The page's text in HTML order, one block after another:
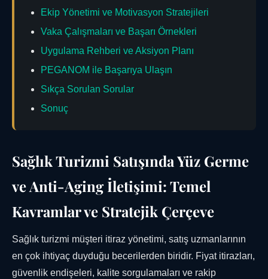
Ekip Yönetimi ve Motivasyon Stratejileri
Vaka Çalışmaları ve Başarı Örnekleri
Uygulama Rehberi ve Aksiyon Planı
PEGANOM ile Başarıya Ulaşın
Sıkça Sorulan Sorular
Sonuç
Sağlık Turizmi Satışında Yüz Germe
ve Anti-Aging İletişimi: Temel
Kavramlar ve Stratejik Çerçeve
Sağlık turizmi müşteri itiraz yönetimi, satış uzmanlarının
en çok ihtiyaç duyduğu becerilerden biridir. Fiyat itirazları,
güvenlik endişeleri, kalite sorgulamaları ve rakip